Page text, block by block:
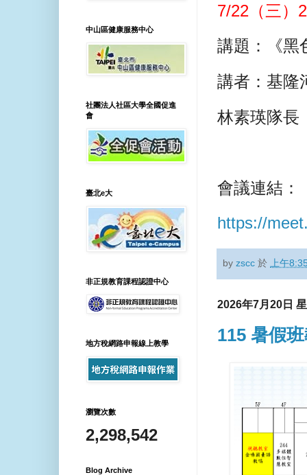
7/22（三）
講題：《黑
講者：基隆
林素瑛隊長
會議連結：
https://
byzscc 於上午
2026年7月20日
115 暑假
中山區健康服務中心
社團法人社區大學全國促進
會
臺北e大
非正規教育課程認證中心
地方稅網路申報線上教學
瀏覽次數
2,298,542
Blog Archive